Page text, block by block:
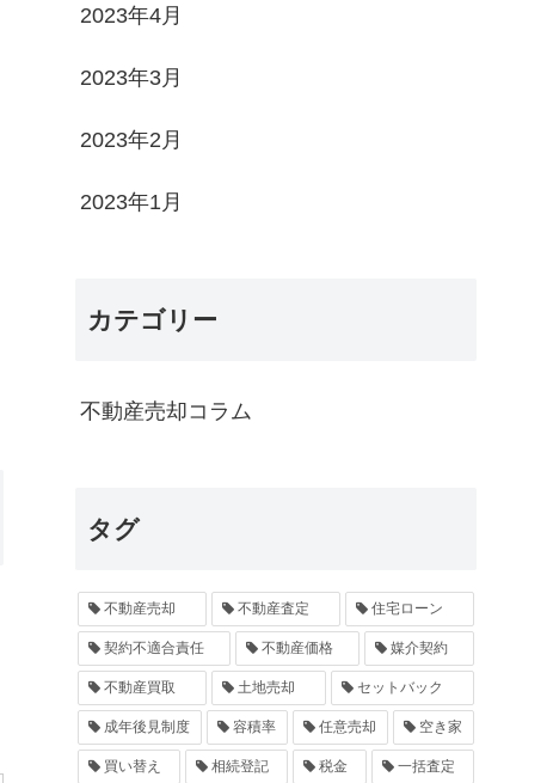
2023年4月
2023年3月
2023年2月
2023年1月
カテゴリー
不動産売却コラム
タグ
不動産売却 不動産査定 住宅ローン
契約不適合責任 不動産価格 媒介契約
不動産買取 土地売却 セットバック
成年後見制度 容積率 任意売却 空き家
買い替え 相続登記 税金 一括査定